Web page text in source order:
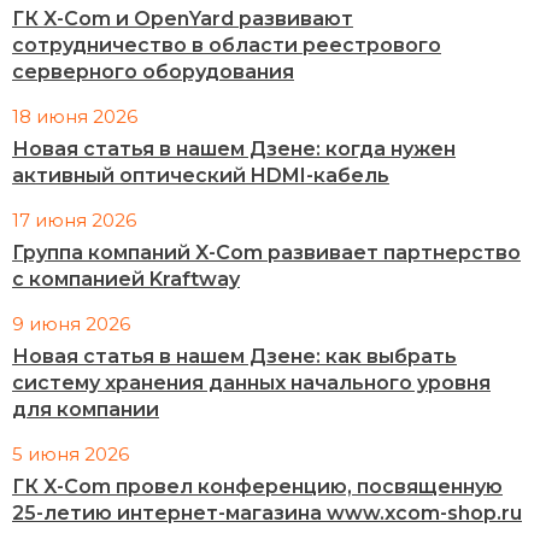
ГК X-Com и OpenYard развивают
сотрудничество в области реестрового
серверного оборудования
18 июня 2026
Новая статья в нашем Дзене: когда нужен
активный оптический HDMI-кабель
17 июня 2026
Группа компаний X-Com развивает партнерство
с компанией Kraftway
9 июня 2026
Новая статья в нашем Дзене: как выбрать
систему хранения данных начального уровня
для компании
5 июня 2026
ГК X-Com провел конференцию, посвященную
25-летию интернет-магазина www.xcom-shop.ru